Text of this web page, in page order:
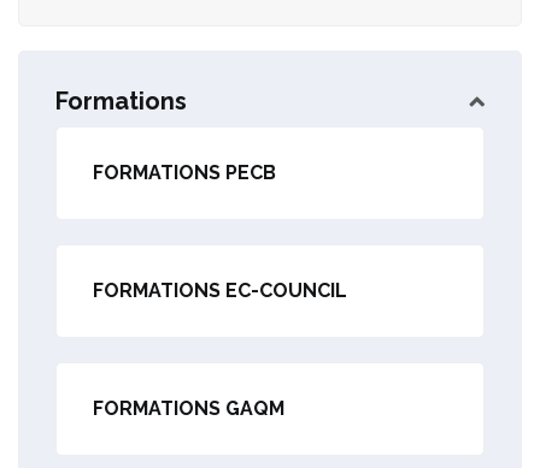
Formations
FORMATIONS PECB
FORMATIONS EC-COUNCIL
FORMATIONS GAQM